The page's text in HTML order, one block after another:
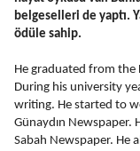
belgeselleri de yaptı.
ödüle sahip.
He graduated from the
During his university
writing. He started to
Günaydın
Sabah Newspaper. He